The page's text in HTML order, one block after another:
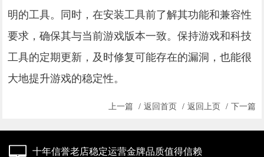
明的工具。同时，在安装工具前了解其功能和兼容性
要求，确保其与当前游戏版本一致。保持游戏和科技
工具的定期更新，及时修复可能存在的漏洞，也能很
大地提升游戏的稳定性。
上一篇 / 返回首页 / 返回上页 / 下一篇
十年信誉老店稳定运营金牌品质值得信赖